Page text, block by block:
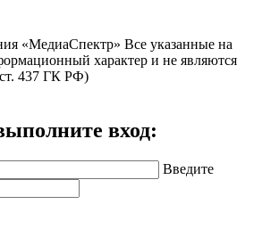
«МедиаСпектр» Все указанные на
характер и не являются
437 ГК РФ)
вход:
Введите